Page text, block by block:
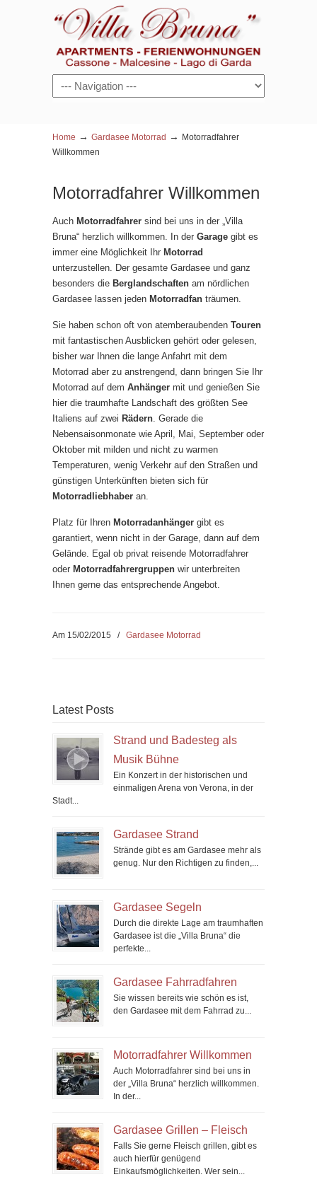
Navigation
Home → Gardasee Motorrad →
Motorradfahrer
Willkommen
Motorradfahrer Willkommen
Auch Motorradfahrer sind bei uns in der „Villa
Bruna“ herzlich willkommen. In der Garage gibt es
immer eine Möglichkeit Ihr Motorrad
unterzustellen. Der gesamte Gardasee und ganz
besonders die Berglandschaften am nördlichen
Gardasee lassen jeden Motorradfan träumen.
Sie haben schon oft von atemberaubenden Touren
mit fantastischen Ausblicken gehört oder gelesen,
bisher war Ihnen die lange Anfahrt mit dem
Motorrad aber zu anstrengend, dann bringen Sie Ihr
Motorrad auf dem Anhänger mit und genießen Sie
hier die traumhafte Landschaft des größten See
Italiens auf zwei Rädern. Gerade die
Nebensaisonmonate wie April, Mai, September oder
Oktober mit milden und nicht zu warmen
Temperaturen, wenig Verkehr auf den Straßen und
günstigen Unterkünften bieten sich für
Motorradliebhaber an.
Platz für Ihren Motorradanhänger gibt es
garantiert, wenn nicht in der Garage, dann auf dem
Gelände. Egal ob privat reisende Motorradfahrer
oder Motorradfahrergruppen wir unterbreiten
Ihnen gerne das entsprechende Angebot.
Am 15/02/2015 / Gardasee Motorrad
Latest Posts
Strand und Badesteg als
Musik Bühne
Ein Konzert in der historischen und
einmaligen Arena von Verona, in der
Stadt...
Gardasee Strand
Strände gibt es am Gardasee mehr als
genug. Nur den Richtigen zu finden,...
Gardasee Segeln
Durch die direkte Lage am traumhaften
Gardasee ist die „Villa Bruna“ die
perfekte...
Gardasee Fahrradfahren
Sie wissen bereits wie schön es ist,
den Gardasee mit dem Fahrrad zu...
Motorradfahrer Willkommen
Auch Motorradfahrer sind bei uns in
der „Villa Bruna“ herzlich willkommen.
In der...
Gardasee Grillen – Fleisch
Falls Sie gerne Fleisch grillen, gibt es
auch hierfür genügend
Einkaufsmöglichkeiten. Wer sein...